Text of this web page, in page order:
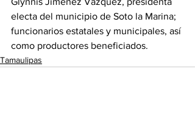
electa del municipio de Soto la Marina;
funcionarios estatales y municipales, así
como productores beneficiados.
Tamaulipas